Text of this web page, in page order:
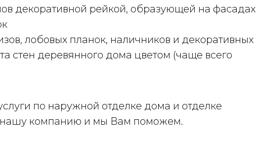
декоративной рейкой, образующей на фасадах
лобовых планок, наличников и декоративных
стен деревянного дома цветом (чаще всего
по наружной отделке дома и отделке
нашу компанию и мы Вам поможем.